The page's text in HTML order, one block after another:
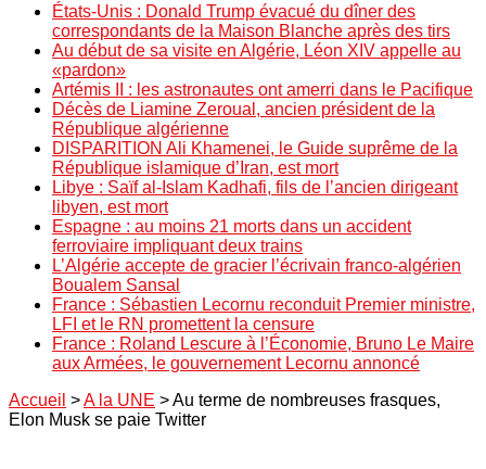
États-Unis : Donald Trump évacué du dîner des
correspondants de la Maison Blanche après des tirs
Au début de sa visite en Algérie, Léon XIV appelle au
«pardon»
Artémis II : les astronautes ont amerri dans le Pacifique
Décès de Liamine Zeroual, ancien président de la
République algérienne
DISPARITION Ali Khamenei, le Guide suprême de la
République islamique d’Iran, est mort
Libye : Saïf al-Islam Kadhafi, fils de l’ancien dirigeant
libyen, est mort
Espagne : au moins 21 morts dans un accident
ferroviaire impliquant deux trains
L’Algérie accepte de gracier l’écrivain franco-algérien
Boualem Sansal
France : Sébastien Lecornu reconduit Premier ministre,
LFI et le RN promettent la censure
France : Roland Lescure à l’Économie, Bruno Le Maire
aux Armées, le gouvernement Lecornu annoncé
Accueil >A la UNE >Au terme de nombreuses frasques,
Elon Musk se paie Twitter